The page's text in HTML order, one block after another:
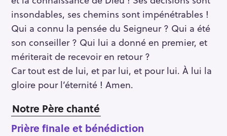
insondables, ses chemins sont impénétrables !
Qui a connu la pensée du Seigneur ? Qui a été
son conseiller ? Qui lui a donné en premier, et
mériterait de recevoir en retour ?
Car tout est de lui, et par lui, et pour lui. À lui la
gloire pour l’éternité ! Amen.
Notre Père chanté
Prière finale et bénédiction